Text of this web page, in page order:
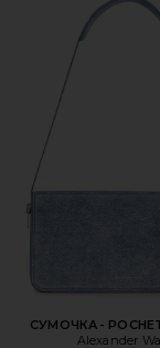
СУМОЧКА-
Alexander